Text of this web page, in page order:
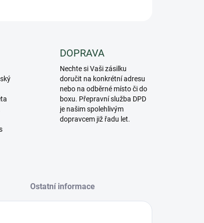
DOPRAVA
Nechte si Vaši zásilku
doručit na konkrétní adresu
nebo na odběrné místo či do
boxu. Přepravní služba DPD
je našim spolehlivým
dopravcem již řadu let.
Ostatní informace